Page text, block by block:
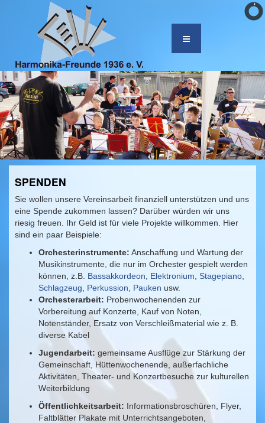
SPENDEN
Sie wollen unsere Vereinsarbeit finanziell unterstützen und uns
eine Spende zukommen lassen? Darüber würden wir uns
riesig freuen. Ihr Geld ist für viele Projekte willkommen. Hier
sind ein paar Beispiele:
Orchesterinstrumente: Anschaffung und Wartung der
Musikinstrumente, die nur im Orchester gespielt werden
können, z.B. Bassakkordeon Elektronium Stagepiano
Schlagzeug
Perkussion Pauken usw.
Orchesterarbeit: Probenwochenenden zur
Vorbereitung auf Konzerte, Kauf von Noten,
Notenständer, Ersatz von Verschleißmaterial wie z. B.
diverse Kabel
Jugendarbeit: gemeinsame Ausflüge zur Stärkung der
Gemeinschaft, Hüttenwochenende, außerfachliche
Aktivitäten, Theater- und Konzertbesuche zur kulturellen
Weiterbildung
Öffentlichkeitsarbeit: Informationsbroschüren, Flyer,
Faltblätter Plakate mit Unterrichtsangeboten,